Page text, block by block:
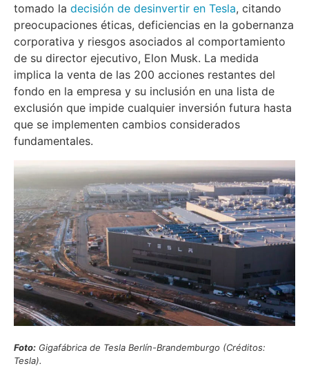
tomado la decisión de desinvertir en Tesla, citando
preocupaciones éticas, deficiencias en la gobernanza
corporativa y riesgos asociados al comportamiento
de su director ejecutivo, Elon Musk. La medida
implica la venta de las 200 acciones restantes del
fondo en la empresa y su inclusión en una lista de
exclusión que impide cualquier inversión futura hasta
que se implementen cambios considerados
fundamentales.
Foto: Gigafábrica de Tesla Berlín-Brandemburgo (Créditos:
Tesla).